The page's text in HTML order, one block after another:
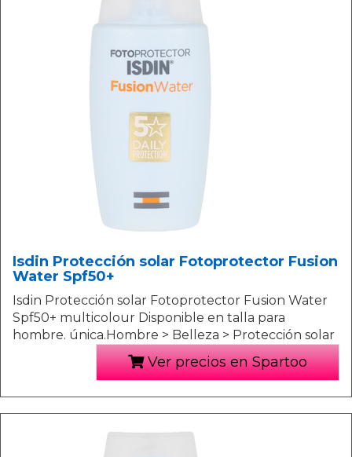
Isdin Protección solar Fotoprotector Fusion
Water Spf50+
Isdin Protección solar Fotoprotector Fusion Water
Spf50+ multicolour Disponible en talla para
hombre. única.Hombre > Belleza > Protección solar
Ver precios en Spartoo